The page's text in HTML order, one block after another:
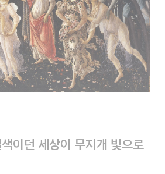
이던 세상이 무지개 빛으로